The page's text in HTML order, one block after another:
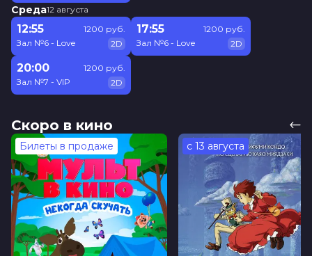
Среда12 августа
12:55
Зал №6 - Love
1200 руб.
2D
17:55
Зал №6 - Love
1200 руб.
2D
20:00
Зал №7 - VIP
1200 руб.
2D
Скоро в кино
Билеты в продаже с 13 августа